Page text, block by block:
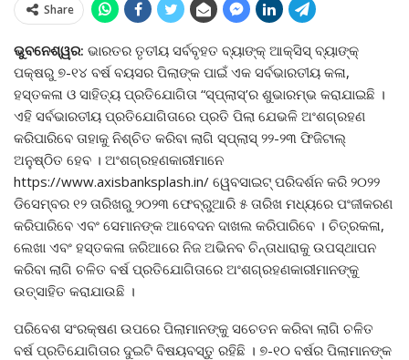
Share
ଭୁବନେଶ୍ୱର: ଭାରତର ତୃତୀୟ ସର୍ବବୃହତ ବ୍ୟାଙ୍କ୍ ଆକ୍ସିସ୍ ବ୍ୟାଙ୍କ୍
ପକ୍ଷରୁ ୭-୧୪ ବର୍ଷ ବୟସର ପିଲାଙ୍କ ପାଇଁ ଏକ ସର୍ବଭାରତୀୟ କଳା,
ହସ୍ତକଳା ଓ ସାହିତ୍ୟ ପ୍ରତିଯୋଗିତା “ସ୍ପ୍ଲାସ୍‌’ର ଶୁଭାରମ୍ଭ କରାଯାଇଛି ।
ଏହି ସର୍ବଭାରତୀୟ ପ୍ରତିଯୋଗିତାରେ ପ୍ରତି ପିଲା ଯେଭଳି ଅଂଶଗ୍ରହଣ
କରିପାରିବେ ତାହାକୁ ନିଶ୍ଚିତ କରିବା ଲାଗି ସ୍ପ୍ଲାସ୍ ୨୨-୨୩ ଫିଜିଟାଲ୍
ଅନୁଷ୍ଠିତ ହେବ । ଅଂଶଗ୍ରହଣକାରୀମାନେ
https://www.axisbanksplash.in/ ୱେବସାଇଟ୍ ପରିଦର୍ଶନ କରି ୨୦୨୨
ଡିସେମ୍ବର ୧୨ ତାରିଖରୁ ୨୦୨୩ ଫେବ୍ରୁଆରି ୫ ତାରିଖ ମଧ୍ୟରେ ପଂଜୀକରଣ
କରିପାରିବେ ଏବଂ ସେମାନଙ୍କ ଆବେଦନ ଦାଖଲ କରିପାରିବେ । ଚିତ୍ରକଳା,
ଲେଖା ଏବଂ ହସ୍ତକଳା ଜରିଆରେ ନିଜ ଅଭିନବ ଚିନ୍ତାଧାରାକୁ ଉପସ୍ଥାପନ
କରିବା ଲାଗି ଚଳିତ ବର୍ଷ ପ୍ରତିଯୋଗିତାରେ ଅଂଶଗ୍ରହଣକାରୀମାନଙ୍କୁ
ଉତ୍ସାହିତ କରାଯାଉଛି ।
ପରିବେଶ ସଂରକ୍ଷଣ ଉପରେ ପିଲାମାନଙ୍କୁ ସଚେତନ କରିବା ଲାଗି ଚଳିତ
ବର୍ଷ ପ୍ରତିଯୋଗିତାର ଦୁଇଟି ବିଷୟବସ୍ତୁ ରହିଛି । ୭-୧୦ ବର୍ଷର ପିଲାମାନଙ୍କ